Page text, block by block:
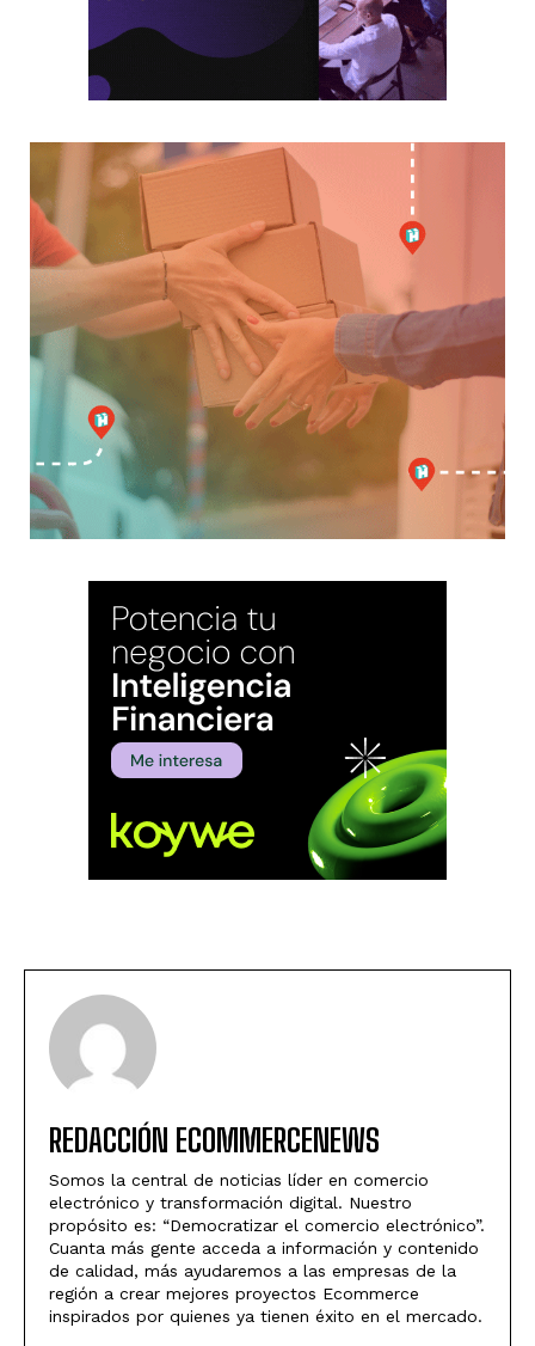
REDACCIÓN ECOMMERCENEWS
Somos la central de noticias líder en comercio
electrónico y transformación digital. Nuestro
propósito es: “Democratizar el comercio electrónico”.
Cuanta más gente acceda a información y contenido
de calidad, más ayudaremos a las empresas de la
región a crear mejores proyectos Ecommerce
inspirados por quienes ya tienen éxito en el mercado.